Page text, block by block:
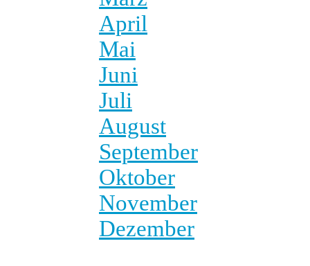
April
Mai
Juni
Juli
August
September
Oktober
November
Dezember